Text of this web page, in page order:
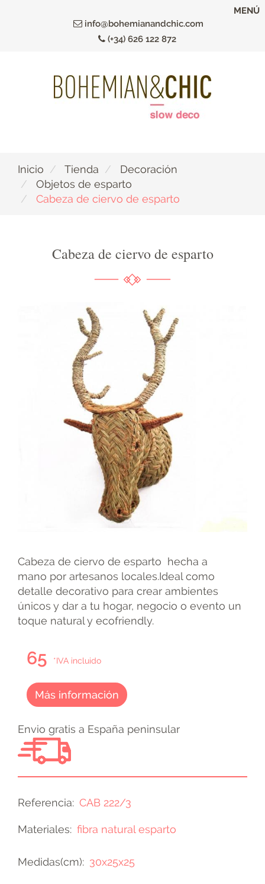
info@bohemianandchic.com
(+34) 626 122 872
MENÚ
Inicio Tienda
Decoración
Objetos de esparto
Cabeza de ciervo de esparto
Cabeza de ciervo de esparto
Cabeza de ciervo de esparto hecha a
mano por artesanos locales.Ideal como
detalle decorativo para crear ambientes
únicos y dar a tu hogar, negocio o evento un
toque natural y ecofriendly.
65 *IVA incluido
Más información
Envio gratis a España peninsular
Referencia CAB 222/3
Materiales fibra natural esparto
Medidas(cm) 30x25x25